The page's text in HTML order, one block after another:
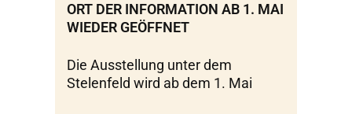
ORT DER INFORMATION AB 1. MAI
WIEDER GEÖFFNET
Die Ausstellung unter dem
Stelenfeld wird ab dem 1. Mai